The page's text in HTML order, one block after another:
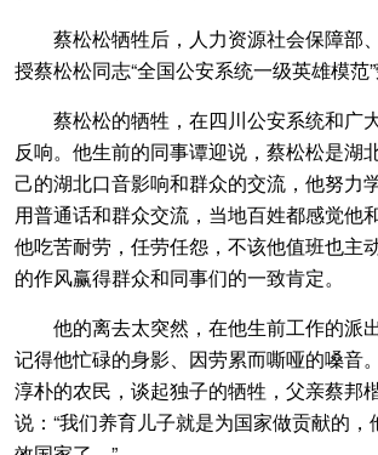
蔡松松牺牲后，人力资源社会保障部
授蔡松松同志“全国公安系统一级英雄模范”
蔡松松的牺牲，在四川公安系统和广
反响。他生前的同事谭迎说，蔡松松是湖
己的湖北口音影响和群众的交流，他努力
用普通话和群众交流，当地百姓都感觉他
他吃苦耐劳，任劳任怨，不该他值班也主
的作风赢得群众和同事们的一致肯定。
他的离去太突然，在他生前工作的派
记得他忙碌的身影、因劳累而嘶哑的嗓音
淳朴的农民，谈起独子的牺牲，父亲蔡邦
说：“我们养育儿子就是为国家做贡献的